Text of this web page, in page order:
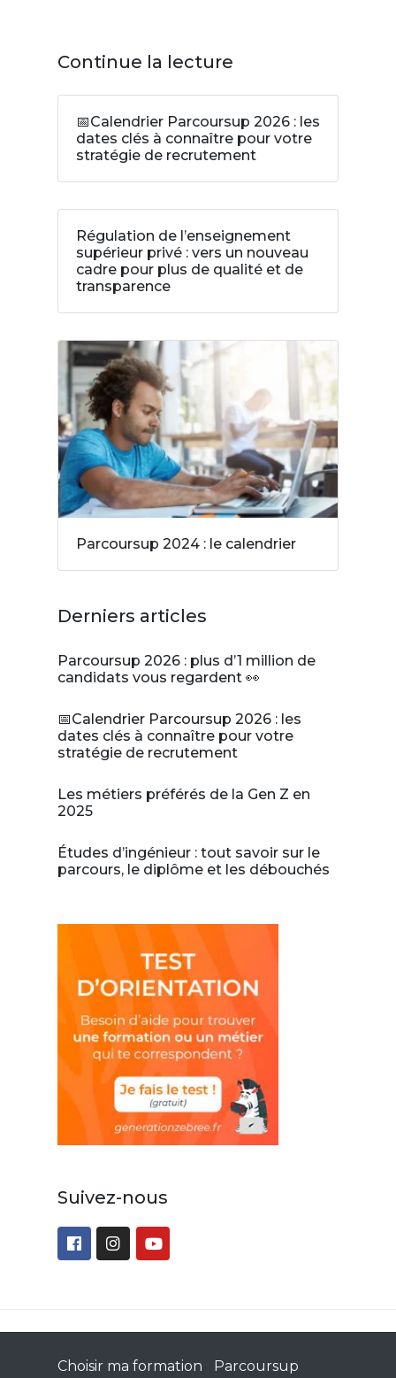
Continue la lecture
📅Calendrier Parcoursup 2026 : les
dates clés à connaître pour votre
stratégie de recrutement
Régulation de l’enseignement
supérieur privé : vers un nouveau
cadre pour plus de qualité et de
transparence
Parcoursup 2024 : le calendrier
Derniers articles
Parcoursup 2026 : plus d’1 million de
candidats vous regardent 👀
📅Calendrier Parcoursup 2026 : les
dates clés à connaître pour votre
stratégie de recrutement
Les métiers préférés de la Gen Z en
2025
Études d’ingénieur : tout savoir sur le
parcours, le diplôme et les débouchés
Suivez-nous
Choisir ma formation Parcoursup